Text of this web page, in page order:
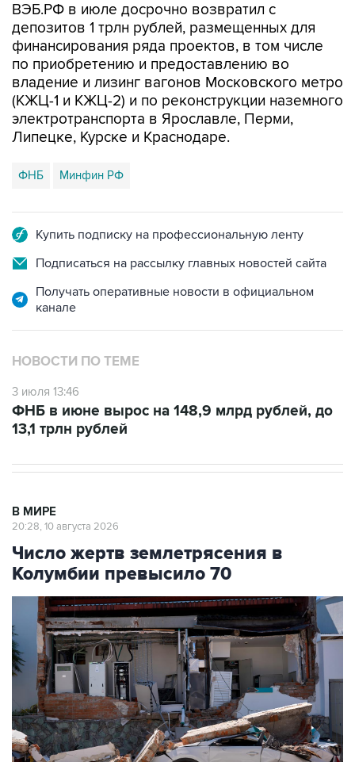
ВЭБ.РФ в июле досрочно возвратил с
депозитов 1 трлн рублей, размещенных для
финансирования ряда проектов, в том числе
по приобретению и предоставлению во
владение и лизинг вагонов Московского метро
(КЖЦ-1 и КЖЦ-2) и по реконструкции наземного
электротранспорта в Ярославле, Перми,
Липецке, Курске и Краснодаре.
ФНБ Минфин РФ
Купить подписку на профессиональную ленту
Подписаться на рассылку главных новостей сайта
Получать оперативные новости в официальном
канале
НОВОСТИ ПО ТЕМЕ
3 июля 13:46
ФНБ в июне вырос на 148,9 млрд рублей, до
13,1 трлн рублей
В МИРЕ
20:28, 10 августа 2026
Число жертв землетрясения в
Колумбии превысило 70